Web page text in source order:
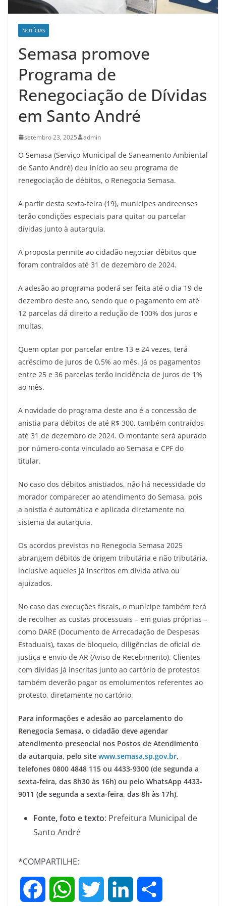
NOTÍCIAS
Semasa promove
Programa de
Renegociação de Dívidas
em Santo André
setembro 23, 2025 admin
O Semasa (Serviço Municipal de Saneamento Ambiental
de Santo André) deu início ao seu programa de
renegociação de débitos, o Renegocia Semasa.
A partir desta sexta-feira (19), munícipes andreenses
terão condições especiais para quitar ou parcelar
dívidas junto à autarquia.
A proposta permite ao cidadão negociar débitos que
foram contraídos até 31 de dezembro de 2024.
A adesão ao programa poderá ser feita até o dia 19 de
dezembro deste ano, sendo que o pagamento em até
12 parcelas dá direito a redução de 100% dos juros e
multas.
Quem optar por parcelar entre 13 e 24 vezes, terá
acréscimo de juros de 0,5% ao mês. Já os pagamentos
entre 25 e 36 parcelas terão incidência de juros de 1%
ao mês.
A novidade do programa deste ano é a concessão de
anistia para débitos de até R$ 300, também contraídos
até 31 de dezembro de 2024. O montante será apurado
por número-conta vinculado ao Semasa e CPF do
titular.
No caso dos débitos anistiados, não há necessidade do
morador comparecer ao atendimento do Semasa, pois
a anistia é automática e aplicada diretamente no
sistema da autarquia.
Os acordos previstos no Renegocia Semasa 2025
abrangem débitos de origem tributária e não tributária,
inclusive aqueles já inscritos em dívida ativa ou
ajuizados.
No caso das execuções fiscais, o munícipe também terá
de recolher as custas processuais – em guias próprias –
como DARE (Documento de Arrecadação de Despesas
Estaduais), taxas de bloqueio, diligências de oficial de
justiça e envio de AR (Aviso de Recebimento). Clientes
com dívidas já inscritas junto ao cartório de protestos
também deverão pagar os emolumentos referentes ao
protesto, diretamente no cartório.
Para informações e adesão ao parcelamento do
Renegocia Semasa, o cidadão deve agendar
atendimento presencial nos Postos de Atendimento
da autarquia, pelo site www.semasa.sp.gov.br,
telefones 0800 4848 115 ou 4433-9300 (de segunda a
sexta-feira, das 8h30 às 16h) ou pelo WhatsApp 4433-
9011 (de segunda a sexta-feira, das 8h às 17h).
Fonte, foto e texto: Prefeitura Municipal de
Santo André
*COMPARTILHE: